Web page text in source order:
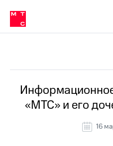
связь
Сервисы и подписки
30% на связь
кабинеты
Мобильная
и
Спутниковое
ТВ
в МТС
Услуги
«МТС» и его
16